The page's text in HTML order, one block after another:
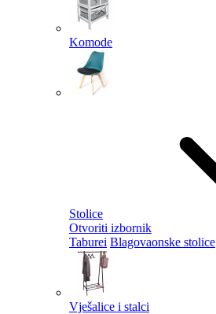
Komode
Stolice
Otvoriti izbornik
Taburei Blagovaonske stolice
Vješalice i stalci